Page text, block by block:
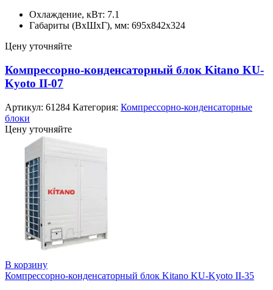
Охлаждение, кВт: 7.1
Габариты (ВхШхГ), мм: 695x842x324
Цену уточняйте
Компрессорно-конденсаторный блок Kitano KU-
Kyoto II-07
Артикул: 61284 Категория: Компрессорно-конденсаторные
блоки
Цену уточняйте
В корзину
Компрессорно-конденсаторный блок Kitano KU-Kyoto II-35